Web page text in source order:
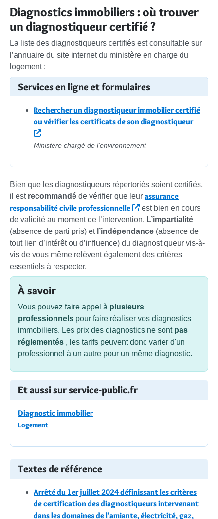
Diagnostics immobiliers : où trouver
un diagnostiqueur certifié ?
La liste des diagnostiqueurs certifiés est consultable sur
l’annuaire du site internet du ministère en charge du
logement :
Services en ligne et formulaires
Rechercher un diagnostiqueur immobilier certifié
ou vérifier les certificats de son diagnostiqueur
Ministère chargé de l'environnement
Bien que les diagnostiqueurs répertoriés soient certifiés,
il est recommandé de vérifier que leur assurance
responsabilité civile professionnelle
est bien en cours
de validité au moment de l’intervention. L’impartialité
(absence de parti pris) et l’indépendance (absence de
tout lien d’intérêt ou d’influence) du diagnostiqueur vis-à-
vis de vous même relèvent également des critères
essentiels à respecter.
À savoir
Vous pouvez faire appel à plusieurs
professionnels pour faire réaliser vos diagnostics
immobiliers. Les prix des diagnostics ne sont pas
réglementés , les tarifs peuvent donc varier d'un
professionnel à un autre pour un même diagnostic.
Et aussi sur service-public.fr
Diagnostic immobilier
Logement
Textes de référence
Arrêté du 1er juillet 2024 définissant les critères
de certification des diagnostiqueurs intervenant
dans les domaines de l'amiante, électricité, gaz,